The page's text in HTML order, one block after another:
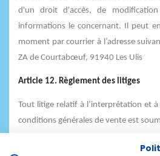
d'un droit d'accès, de
informations le concernant. Il peut
moment par courrier à l’adresse
ZA de Courtabœuf, 91940 Les Ulis
Article 12. Règlement des litiges
Tout litige relatif à l’interprétation et à
conditions générales de vente est
À défaut de résolution amiable, le